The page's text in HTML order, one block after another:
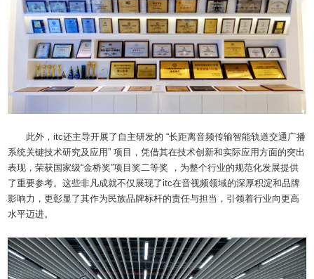
此外，itc还主导开展了自主研发的 “长距离音频传输智能轨道交通广播
系统关键技术研究及应用” 项目，凭借其在技术创新和实际应用方面的突出
表现，荣获国家级“金桥奖”项目奖二等奖 ，为整个行业的规范化发展提供
了重要参考。这些非凡成就不仅展现了itc在音视频领域的深厚积淀和品牌
影响力，更彰显了其作为民族品牌标杆的责任与担当，引领着行业向更高
水平迈进。